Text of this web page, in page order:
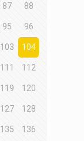
87 88
95 96
103 104
111 112
119 120
127 128
135 136